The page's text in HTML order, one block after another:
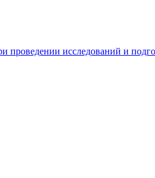
проведении исследований и